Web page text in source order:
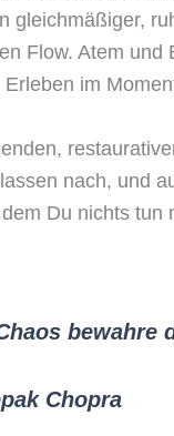
gleichmäßiger,
Flow. Atem und
im
nach, und
Du nichts tun
bewahre
Chopra